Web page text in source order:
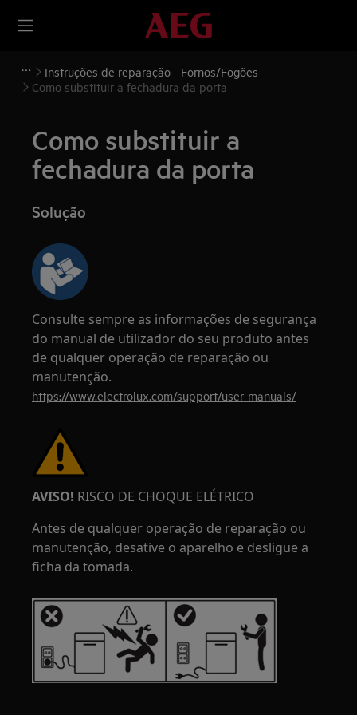
Instruções de reparação - Fornos/Fogões
Como substituir a fechadura da porta
Como substituir a
fechadura da porta
Solução
Consulte sempre as informações de segurança
do manual de utilizador do seu produto antes
de qualquer operação de reparação ou
manutenção.
https://www.electrolux.com/support/user-manuals/
AVISO! RISCO DE CHOQUE ELÉTRICO
Antes de qualquer operação de reparação ou
manutenção, desative o aparelho e desligue a
ficha da tomada.